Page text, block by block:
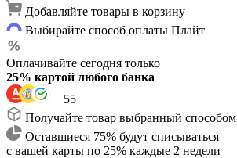
Добавляйте товары в корзину
Выбирайте способ оплаты Плайт
Оплачивайте сегодня только
25% картой любого банка
+ 55
Получайте товар выбранный способом
Оставшиеся 75% будут списываться
с вашей карты по 25% каждые 2 недели